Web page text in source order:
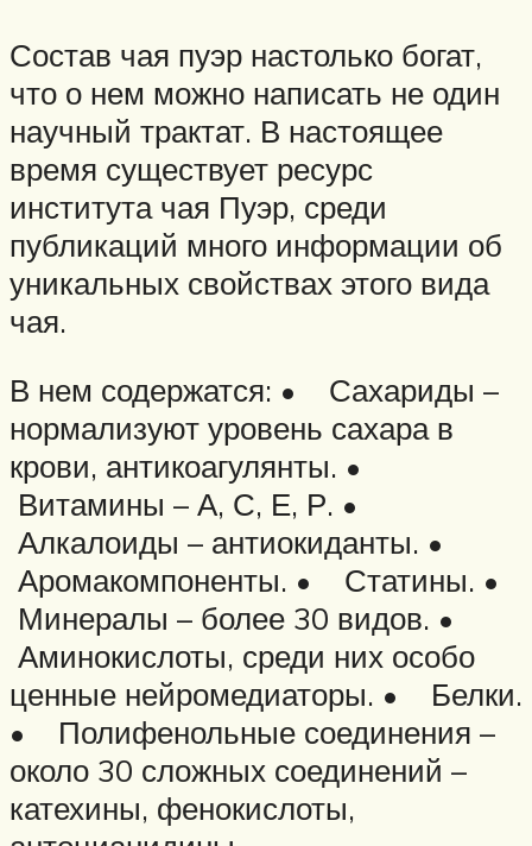
Состав чая пуэр настолько богат,
что о нем можно написать не один
научный трактат. В настоящее
время существует ресурс
института чая Пуэр, среди
публикаций много информации об
уникальных свойствах этого вида
чая.
В нем содержатся: • Сахариды –
нормализуют уровень сахара в
крови, антикоагулянты. •
Витамины – А, С, Е, Р. •
Алкалоиды – антиокиданты. •
Аромакомпоненты. • Статины. •
Минералы – более 30 видов. •
Аминокислоты, среди них особо
ценные нейромедиаторы. • Белки.
• Полифенольные соединения –
около 30 сложных соединений –
катехины, фенокислоты,